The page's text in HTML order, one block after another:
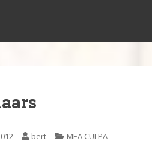
bert MEA CULPA